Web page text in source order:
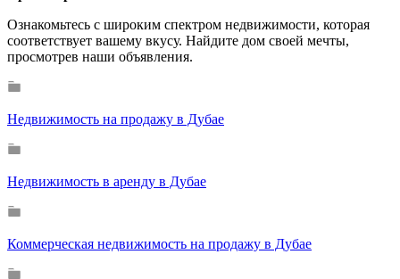
Ознакомьтесь с широким спектром недвижимости, которая
соответствует вашему вкусу. Найдите дом своей мечты,
просмотрев наши объявления.
Недвижимость на продажу в Дубае
Недвижимость в аренду в Дубае
Коммерческая недвижимость на продажу в Дубае